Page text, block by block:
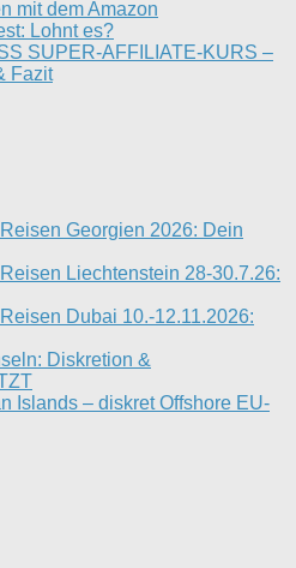
mit dem Amazon
Lohnt es?
SUPER-AFFILIATE-KURS –
Fazit
Georgien 2026: Dein
Liechtenstein 28-30.7.26:
Dubai 10.-12.11.2026:
Diskretion &
Islands – diskret Offshore EU-